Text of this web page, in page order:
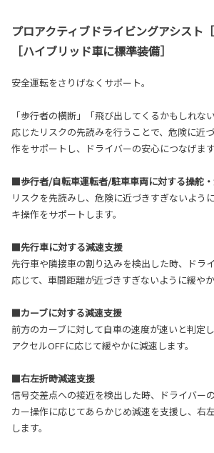
プロアクティブドライビングアシスト［
［ハイブリッド車に標準装備］
安全運転をさりげなくサポート。
「歩行者の横断」「飛び出してくるかもしれな
応じたリスクの先読みを行うことで、危険に近
作をサポートし、ドライバーの安心につなげます
■歩行者/自転車運転者/駐車車両に対する操舵
リスクを先読みし、危険に近づきすぎないよう
キ操作をサポートします。
■先行車に対する減速支援
先行車や隣接車の割り込みを検出した時、ドラ
応じて、車間距離が近づきすぎないように緩やか
■カーブに対する減速支援
前方のカーブに対して自車の速度が速いと判定
アクセルOFFに応じて緩やかに減速します。
■右左折時減速支援
信号交差点への接近を検出した時、ドライバー
カー操作に応じてあらかじめ減速を支援し、右
します。